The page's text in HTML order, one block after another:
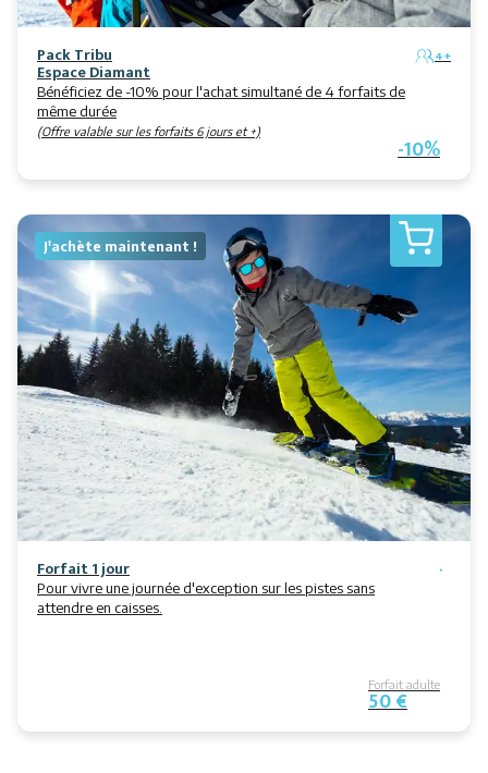
Pack Tribu
Espace Diamant
Bénéficiez de -10% pour l'achat simultané de 4 forfaits de
même durée
(Offre valable sur les forfaits 6 jours et +)
4+
-10%
J'achète maintenant !
Forfait 1 jour
Pour vivre une journée d'exception sur les pistes sans
attendre en caisses.
Forfait adulte
50 €